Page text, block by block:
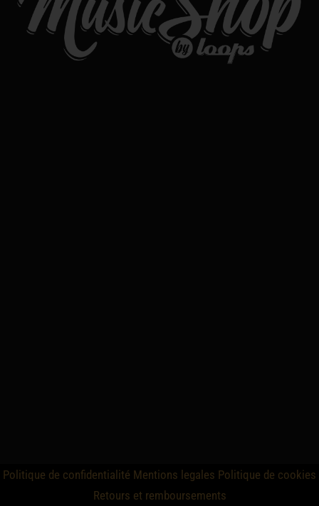
Politique de confidentialité Mentions legales Politique de cookies
Retours et remboursements